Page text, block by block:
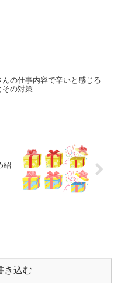
んの仕事内容で辛いと感じる
その対策
紹
き込む